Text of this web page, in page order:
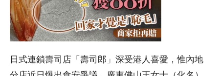
日式連鎖壽司店「壽司郎」深受港人喜愛，惟內地